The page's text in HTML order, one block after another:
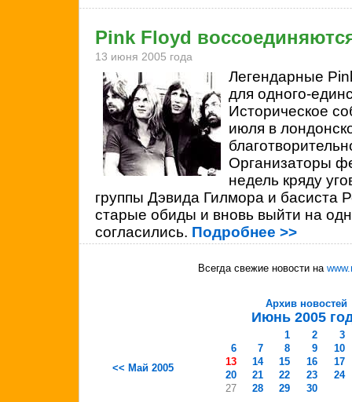
Pink Floyd
13 июня 2005 года
Легендарные
для одного-
Историческое
июля в
Организаторы
недель кряду
группы Дэвида Гилмора и басиста
старые обиды и вновь выйти на
согласились. Подробнее >>
Всегда свежие новости на
Архив новостей
Июнь 2005
<< Май 2005
1 2
3
6
7 8 9
10
13
14 15 16
17
20
21 22 23
24
27
28 29 30